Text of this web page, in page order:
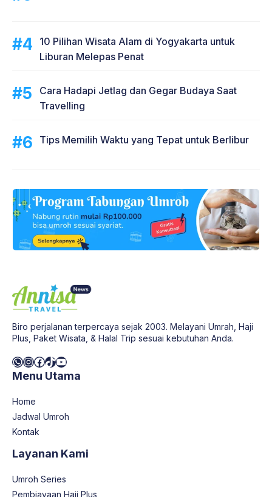
10 Pilihan Wisata Alam di Yogyakarta untuk
Liburan Melepas Penat
Cara Hadapi Jetlag dan Gegar Budaya Saat
Travelling
Tips Memilih Waktu yang Tepat untuk Berlibur
Biro perjalanan terpercaya sejak 2003. Melayani Umrah, Haji
Plus, Paket Wisata, & Halal Trip sesuai kebutuhan Anda.
WhatsApp
Instagram
Facebook
TikTok
YouTube
Menu Utama
Home
Jadwal Umroh
Kontak
Layanan Kami
Umroh Series
Pembiayaan Haji Plus